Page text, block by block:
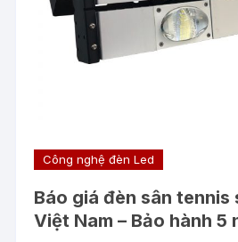
Công nghệ đèn Led
Báo giá đèn sân tennis
Việt Nam – Bảo hành 5